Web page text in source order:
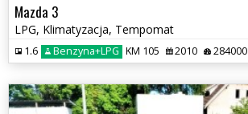
Mazda 3
LPG, Klimatyzacja, Tempomat
1.6 Benzyna+LPG KM 105 2010 284000